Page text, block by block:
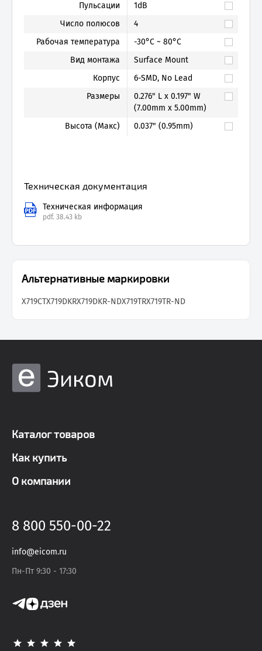
Пульсации
1dB
Число полюсов
4
Рабочая температура
-30°C ~ 80°C
Вид монтажа
Surface Mount
Корпус
6-SMD, No Lead
Размеры
0.276" L x 0.197" W
(7.00mm x 5.00mm)
Высота (Макс)
0.037" (0.95mm)
Техническая документация
Техническая информация
pdf. 38.43 kb
Альтернативные маркировки
X719CTX719DKRX719DKR-NDX719TRX719TR-ND
Эиком
Каталог товаров
Как купить
О компании
8 800 550-00-22
info@eicom.ru
Пн-Пт 9:30 - 17:30